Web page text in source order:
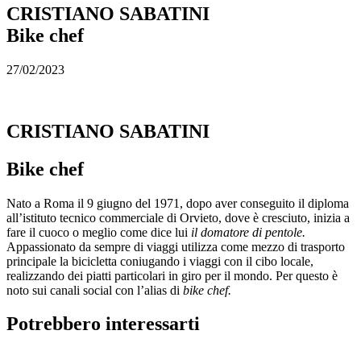
CRISTIANO SABATINI
Bike chef
27/02/2023
CRISTIANO SABATINI
Bike chef
Nato a Roma il 9 giugno del 1971, dopo aver conseguito il diploma
all’istituto tecnico commerciale di Orvieto, dove è cresciuto, inizia a
fare il cuoco o meglio come dice lui il domatore di pentole.
Appassionato da sempre di viaggi utilizza come mezzo di trasporto
principale la bicicletta coniugando i viaggi con il cibo locale,
realizzando dei piatti particolari in giro per il mondo. Per questo è
noto sui canali social con l’alias di bike chef.
Potrebbero interessarti